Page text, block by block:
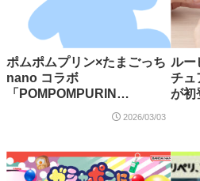
ポムポムプリン×たまごっち
nano コラボ
「POMPOMPURIN
Tamagotchi」全2種が2026
2026/03/03
ルー
チュ
が初
ビ